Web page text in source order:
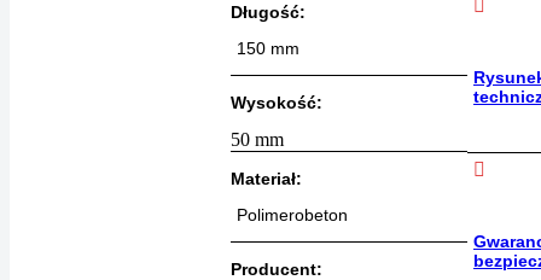
Długość:
150 mm
Wysokość:
50 mm
Materiał:
Polimerobeton
Producent: